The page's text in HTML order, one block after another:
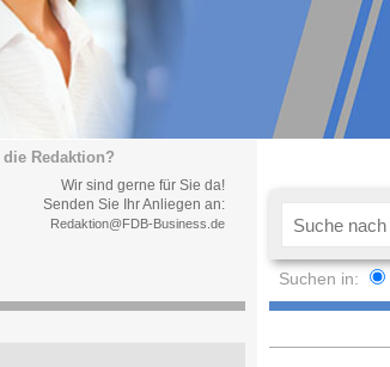
Redaktion?
Wir sind gerne für Sie da!
Senden Sie Ihr Anliegen an:
Redaktion@FDB-Business.de
Suchen in: